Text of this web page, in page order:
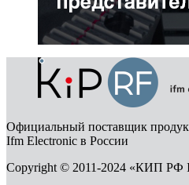
Официальный поставщик
Ifm Electronic в России
Copyright © 2011-2024 «КИП РФ